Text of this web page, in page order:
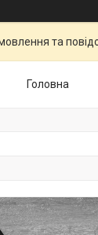
та
Головна